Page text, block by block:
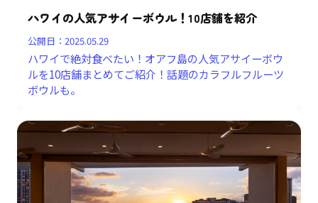
ハワイの人気アサイーボウル！10店舗を紹介
公開日：2025.05.29
ハワイで絶対食べたい！オアフ島の人気アサイーボウ
ルを10店舗まとめてご紹介！話題のカラフルフルーツ
ボウルも。